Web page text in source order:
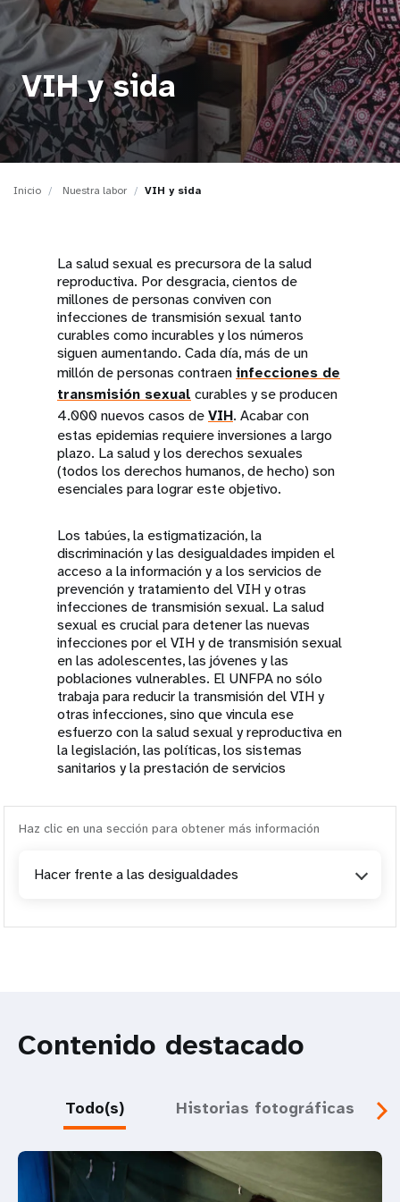
t
i
o
n
VIH y sida
Inicio Nuestra labor VIH y sida
La salud sexual es precursora de la salud
reproductiva. Por desgracia, cientos de
millones de personas conviven con
infecciones de transmisión sexual tanto
curables como incurables y los números
siguen aumentando. Cada día, más de un
millón de personas contraen infecciones de
transmisión sexual curables y se producen
4.000 nuevos casos deVIH. Acabar con
estas epidemias requiere inversiones a largo
plazo. La salud y los derechos sexuales
(todos los derechos humanos, de hecho) son
esenciales para lograr este objetivo.
Los tabúes, la estigmatización, la
discriminación y las desigualdades impiden el
acceso a la información y a los servicios de
prevención y tratamiento del VIH y otras
infecciones de transmisión sexual. La salud
sexual es crucial para detener las nuevas
infecciones por el VIH y de transmisión sexual
en las adolescentes, las jóvenes y las
poblaciones vulnerables. El UNFPA no sólo
trabaja para reducir la transmisión del VIH y
otras infecciones, sino que vincula ese
esfuerzo con la salud sexual y reproductiva en
la legislación, las políticas, los sistemas
sanitarios y la prestación de servicios
Haz clic en una sección para obtener más información
Hacer frente a las desigualdades
Contenido destacado
Todo(s) Historias fotográficas